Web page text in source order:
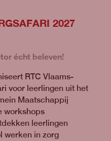
2027
écht beleven!
RTC Vlaams-
voor leerlingen uit het
Maatschappij
workshops
leerlingen
werken in zorg